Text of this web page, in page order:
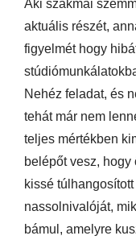
Aki szakmai
aktuális részét,
figyelmét hogy
Nehéz feladat, és
tehát már nem
teljes mértékben
belépőt vesz,
kissé
nassolnivalóját,
bámul, amelyre